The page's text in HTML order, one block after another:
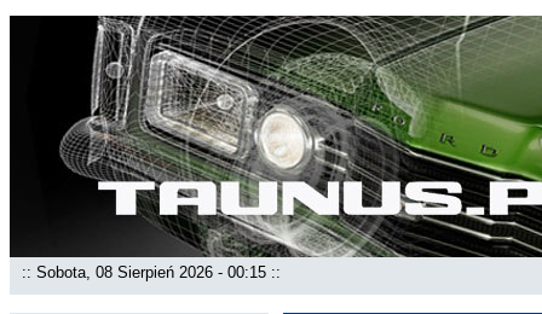
:: Sobota, 08 Sierpień 2026 - 00:15 ::